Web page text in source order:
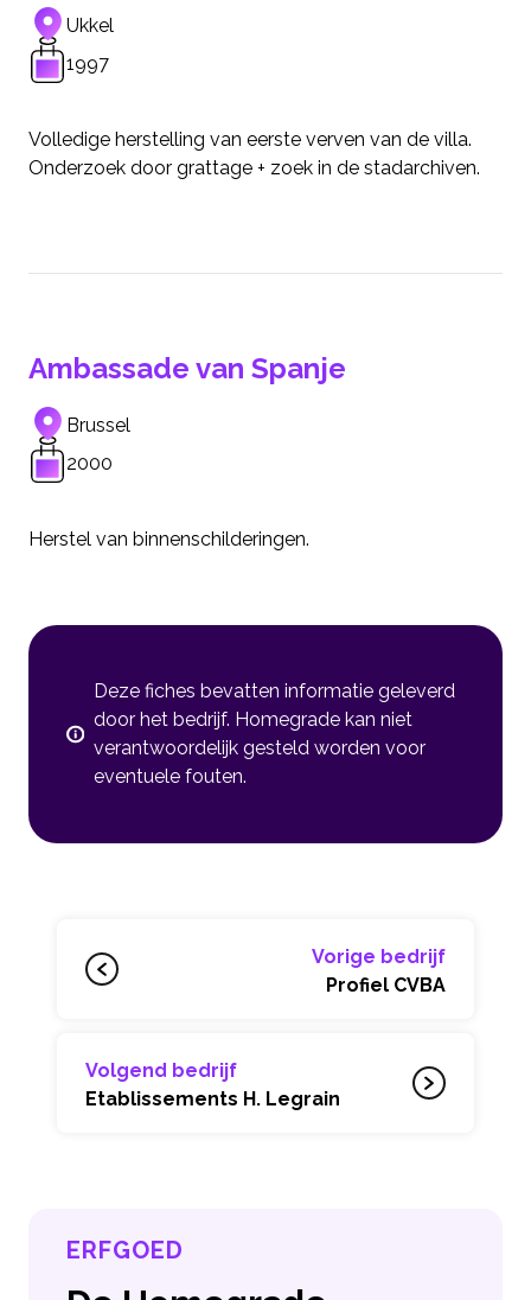
Ukkel
1997
Volledige herstelling van eerste verven van de villa.
Onderzoek door grattage + zoek in de stadarchiven.
Ambassade van Spanje
Brussel
2000
Herstel van binnenschilderingen.
Deze fiches bevatten informatie geleverd
door het bedrijf. Homegrade kan niet
verantwoordelijk gesteld worden voor
eventuele fouten.
Vorige bedrijf
Profiel CVBA
Volgend bedrijf
Etablissements H. Legrain
ERFGOED